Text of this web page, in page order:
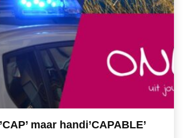
maar handi’CAPABLE’